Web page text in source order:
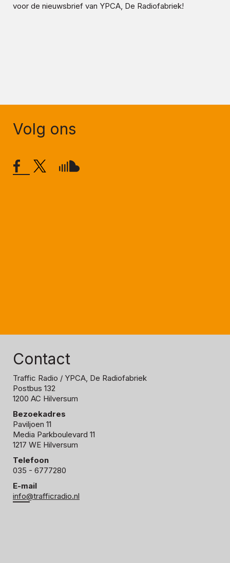
voor de nieuwsbrief van YPCA, De Radiofabriek!
Volg ons
Contact
Traffic Radio / YPCA, De Radiofabriek
Postbus 132
1200 AC Hilversum
Bezoekadres
Paviljoen 11
Media Parkboulevard 11
1217 WE Hilversum
Telefoon
035 - 6777280
E-mail
info@trafficradio.nl